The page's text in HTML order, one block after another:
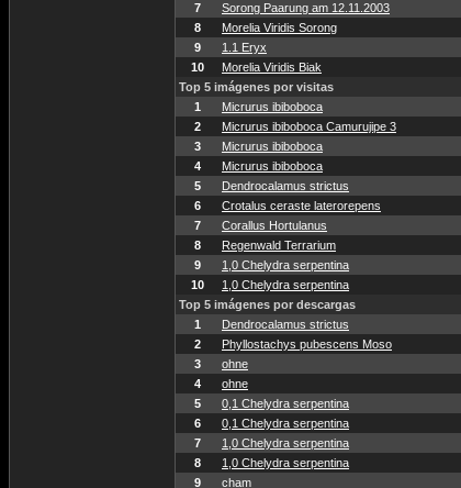
7
Sorong Paarung am 12.11.2003
8
Morelia Viridis Sorong
9
1.1 Eryx
10
Morelia Viridis Biak
Top 5 imágenes por visitas
1
Micrurus ibiboboca
2
Micrurus ibiboboca Camurujipe 3
3
Micrurus ibiboboca
4
Micrurus ibiboboca
5
Dendrocalamus strictus
6
Crotalus ceraste laterorepens
7
Corallus Hortulanus
8
Regenwald Terrarium
9
1,0 Chelydra serpentina
10
1,0 Chelydra serpentina
Top 5 imágenes por descargas
1
Dendrocalamus strictus
2
Phyllostachys pubescens Moso
3
ohne
4
ohne
5
0,1 Chelydra serpentina
6
0,1 Chelydra serpentina
7
1,0 Chelydra serpentina
8
1,0 Chelydra serpentina
9
cham